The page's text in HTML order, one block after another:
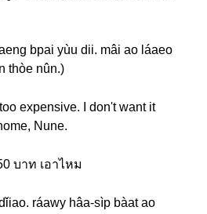
bpai yùu dii. mâi ao láaeo
thòe nûn.)
expensive. I don't want it
Nune.
บาท เอาไหม
ráawy hâa-sìp bàat ao